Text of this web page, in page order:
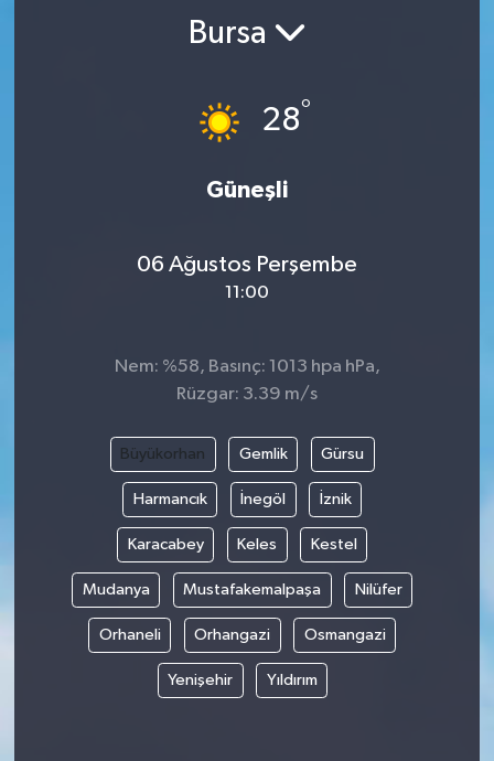
Bursa
28°
Güneşli
06 Ağustos Perşembe
11:00
Nem: %58, Basınç: 1013 hpa hPa,
Rüzgar: 3.39 m/s
Büyükorhan Gemlik Gürsu
Harmancık İnegöl İznik
Karacabey Keles Kestel
Mudanya Mustafakemalpaşa Nilüfer
Orhaneli Orhangazi Osmangazi
Yenişehir Yıldırım